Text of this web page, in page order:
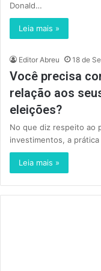
Donald…
Leia mais »
Editor Abreu 18 de
Você precisa
relação aos
eleições?
No que diz respeito ao
investimentos, a
Leia mais »